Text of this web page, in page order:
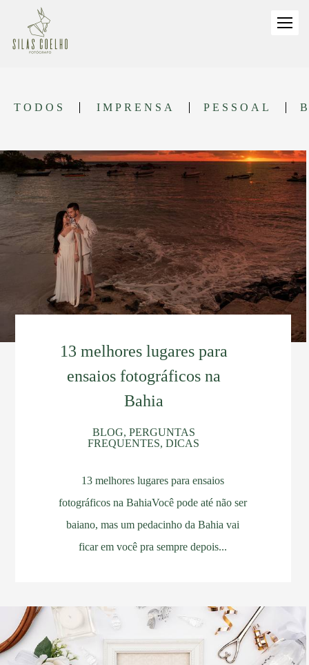
TODOS IMPRENSA PESSOAL
13 melhores lugares para
ensaios fotográficos na
Bahia
BLOG, PERGUNTAS
FREQUENTES, DICAS
13 melhores lugares para ensaios
fotográficos na BahiaVocê pode até não ser
baiano, mas um pedacinho da Bahia vai
ficar em você pra sempre depois...